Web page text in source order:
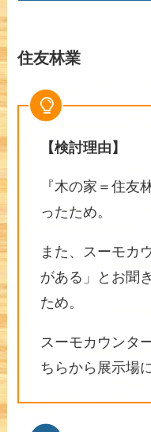
住友林業
【検討理由】
『木の家＝住友
ったため。
また、スーモカ
がある」とお聞
ため。
スーモカウンタ
ちらから展示場